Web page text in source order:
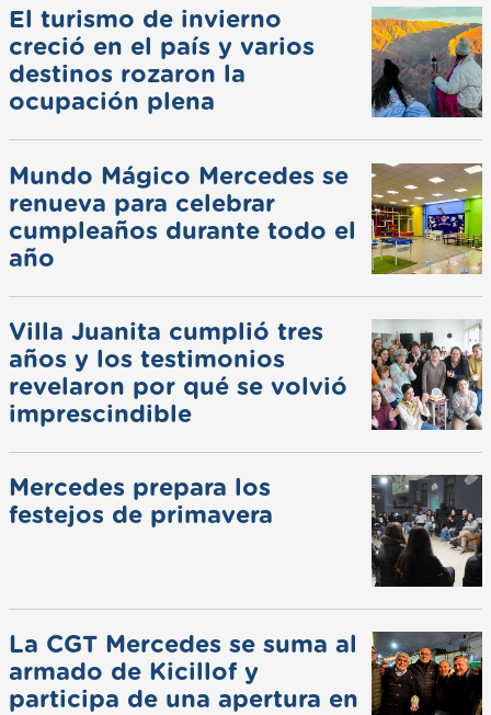
El turismo de invierno
creció en el país y varios
destinos rozaron la
ocupación plena
Mundo Mágico Mercedes se
renueva para celebrar
cumpleaños durante todo el
año
Villa Juanita cumplió tres
años y los testimonios
revelaron por qué se volvió
imprescindible
Mercedes prepara los
festejos de primavera
La CGT Mercedes se suma al
armado de Kicillof y
participa de una apertura en